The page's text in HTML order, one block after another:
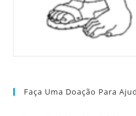
Faça Uma Doação Para